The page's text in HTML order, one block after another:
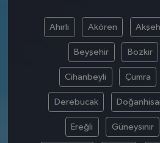
Ahırlı Akören
Beyşehir Bozkır
Cihanbeyli Çumra
Derebucak
Ereğli Güneysınır